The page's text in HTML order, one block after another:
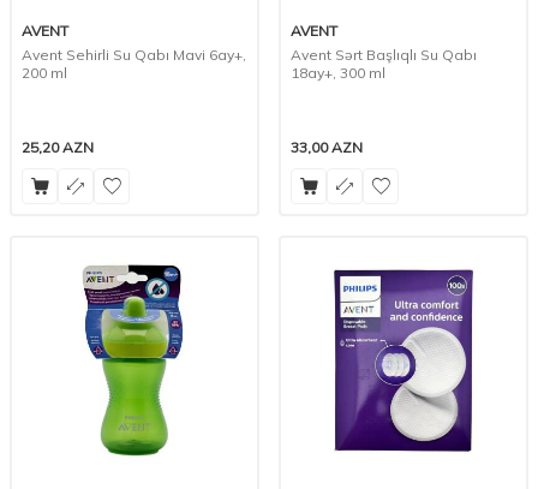
AVENT
Avent Sehirli Su Qabı Mavi 6ay+,
200 ml
25,20AZN
AVENT
Avent Sərt Başlıqlı Su Qabı
18ay+, 300 ml
33,00AZN